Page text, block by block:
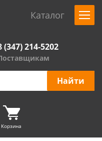
Каталог
(347) 214-5202
Корзина